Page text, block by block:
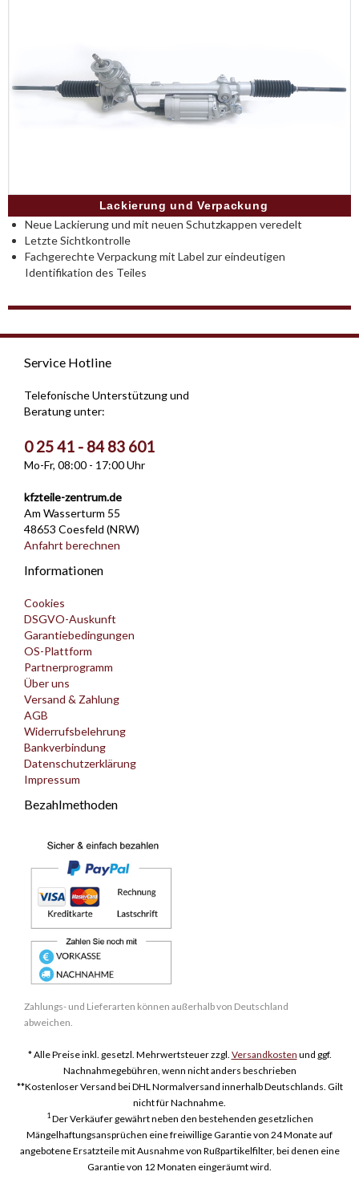
Lackierung und Verpackung
Neue Lackierung und mit neuen Schutzkappen veredelt
Letzte Sichtkontrolle
Fachgerechte Verpackung mit Label zur eindeutigen
Identifikation des Teiles
Service Hotline
Telefonische Unterstützung und
Beratung unter:
0 25 41 - 84 83 601
Mo-Fr, 08:00 - 17:00 Uhr
kfzteile-zentrum.de
Am Wasserturm 55
48653 Coesfeld (NRW)
Anfahrt berechnen
Informationen
Cookies
DSGVO-Auskunft
Garantiebedingungen
OS-Plattform
Partnerprogramm
Über uns
Versand & Zahlung
AGB
Widerrufsbelehrung
Bankverbindung
Datenschutzerklärung
Impressum
Bezahlmethoden
Zahlungs- und Lieferarten können außerhalb von Deutschland
abweichen.
* Alle Preise inkl. gesetzl. Mehrwertsteuer zzgl. Versandkosten und ggf.
Nachnahmegebühren, wenn nicht anders beschrieben
**Kostenloser Versand bei DHL Normalversand innerhalb Deutschlands. Gilt
nicht für Nachnahme.
1Der Verkäufer gewährt neben den bestehenden gesetzlichen
Mängelhaftungsansprüchen eine freiwillige Garantie von 24 Monate auf
angebotene Ersatzteile mit Ausnahme von Rußpartikelfilter, bei denen eine
Garantie von 12 Monaten eingeräumt wird.